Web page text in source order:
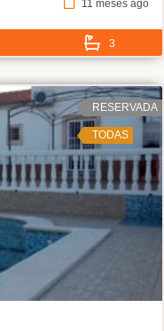
11 meses ago
3
RESERVADA
TODAS